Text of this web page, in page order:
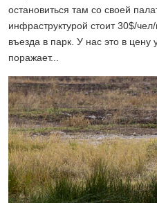
остановиться там со своей
инфраструктурой стоит 30$/
въезда в парк. У нас это в
поражает...